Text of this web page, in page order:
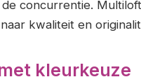
concurrentie.
kwaliteit en
kleurkeuze